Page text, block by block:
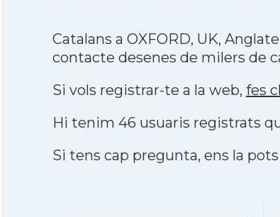
Catalans a OXFORD, UK,
contacte desenes de milers de
Si vols registrar-te a la web, fes
Hi tenim 46 usuaris registrats
Si tens cap pregunta, ens la